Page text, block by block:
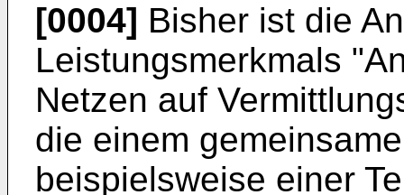
[0004] Bisher ist die
Leistungsmerkmals
Netzen auf
die einem
beispielsweise einer